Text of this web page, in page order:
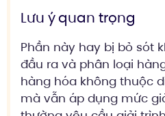
Lưu ý quan trọng
Phần này hay bị bỏ sót
đầu ra và phân loại
hàng hóa không thuộc
mà vẫn áp dụng mức